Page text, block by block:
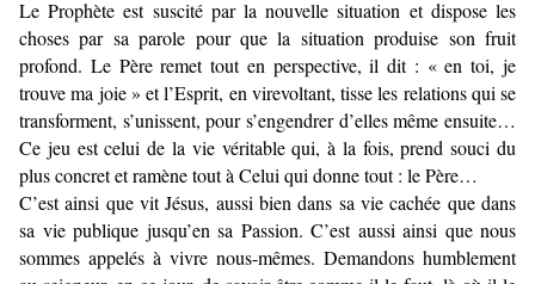
Le Prophète est suscité par la nouvelle situation et dispose les
choses par sa parole pour que la situation produise son fruit
profond. Le Père remet tout en perspective, il dit : « en toi, je
trouve ma joie » et l’Esprit, en virevoltant, tisse les relations qui se
transforment, s’unissent, pour s’engendrer d’elles même ensuite…
Ce jeu est celui de la vie véritable qui, à la fois, prend souci du
plus concret et ramène tout à Celui qui donne tout : le Père…
C’est ainsi que vit Jésus, aussi bien dans sa vie cachée que dans
sa vie publique jusqu’en sa Passion. C’est aussi ainsi que nous
sommes appelés à vivre nous-mêmes. Demandons humblement